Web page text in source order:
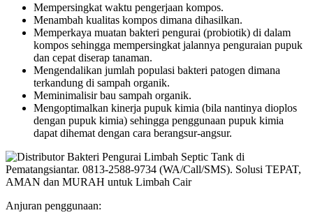
Mempersingkat waktu pengerjaan kompos.
Menambah kualitas kompos dimana dihasilkan.
Memperkaya muatan bakteri pengurai (probiotik) di dalam
kompos sehingga mempersingkat jalannya penguraian pupuk
dan cepat diserap tanaman.
Mengendalikan jumlah populasi bakteri patogen dimana
terkandung di sampah organik.
Meminimalisir bau sampah organik.
Mengoptimalkan kinerja pupuk kimia (bila nantinya dioplos
dengan pupuk kimia) sehingga penggunaan pupuk kimia
dapat dihemat dengan cara berangsur-angsur.
Anjuran penggunaan: